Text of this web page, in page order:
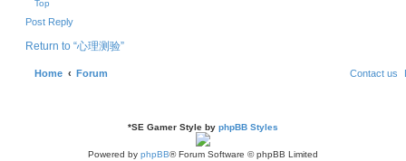
Top
Post Reply
Return to “心理测验”
Home Forum Contact us
*SE Gamer Style by phpBB Styles
Powered by phpBB® Forum Software © phpBB Limited